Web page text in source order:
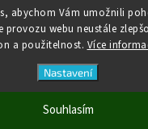
abychom Vám umožnili
provozu webu neustále
a použitelnost. Více
Nastavení
Souhlasím